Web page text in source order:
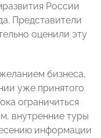
России
Представители
оценили эту
бизнеса,
уже принятого
ограничиться
внутренние туры
информации